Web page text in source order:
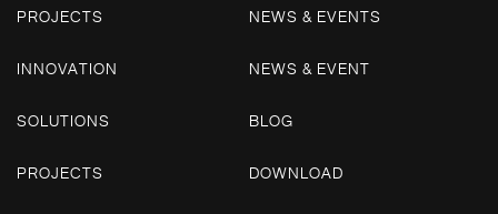
PROJECTS
INNOVATION
SOLUTIONS
PROJECTS
NEWS & EVENTS
NEWS & EVENT
BLOG
DOWNLOAD